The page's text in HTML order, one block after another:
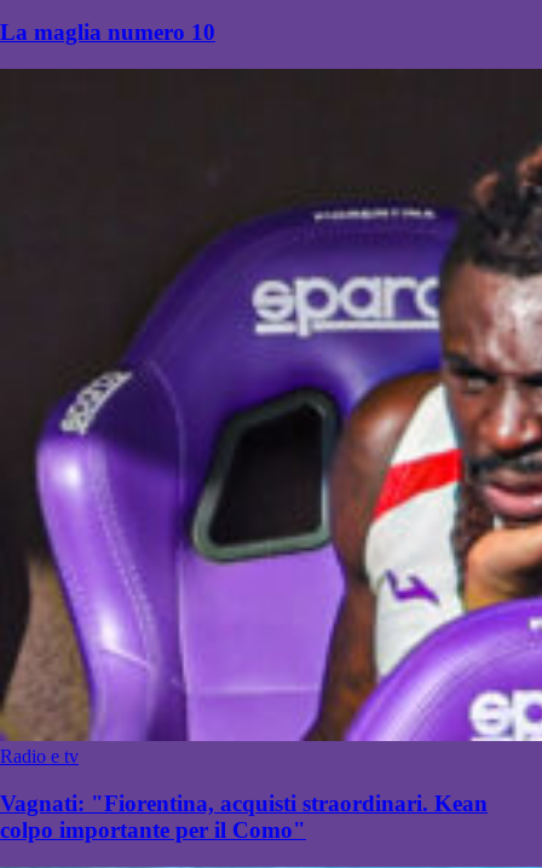
La maglia numero 10
Radio e tv
Vagnati: "Fiorentina, acquisti straordinari. Kean
colpo importante per il Como"